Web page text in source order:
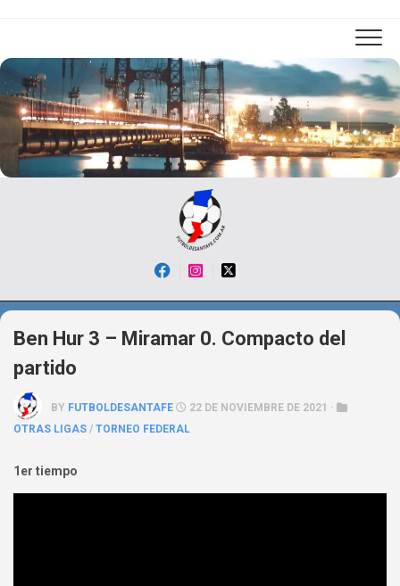
Ben Hur 3 – Miramar 0. Compacto del
partido
BY FUTBOLDESANTAFE
22 DE NOVIEMBRE DE 2021 ·
OTRAS LIGAS / TORNEO FEDERAL
1er tiempo